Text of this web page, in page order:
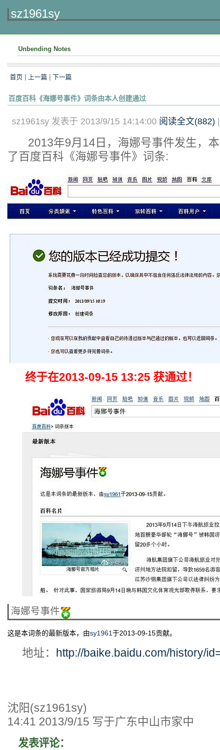
sz1961sy
Unbending Notes
首页 上一篇 下一篇
百度百科《海娜号事件》词条由本人创建通过
sz1961sy 发表于 2013/9/15 14:14:00 阅读全文(882)
2013年9月14日，海娜号事件发生，本
了百度百科《海娜号事件》词条:
终于在2013-09-15 13:25 获通过！
海娜号事件
这是本词条的最新版本，由sy1961于2013-09-15贡献。
地址： http://baike.baidu.com/history/
沈阳(sz1961sy)
14:41 2013/9/15 写于广东中山市家中
发表评论：